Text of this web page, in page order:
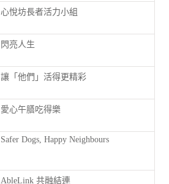
心悅坊長者活力小組
閃亮人生
讓「他們」活得更精彩
愛心午膳吃得樂
Safer Dogs, Happy Neighbours
AbleLink 共融結連